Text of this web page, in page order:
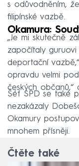
s odůvodněním,
filipínské vazbě.
Okamura:
„Je mi skutečně
započítaly guruovi
deportační
opravdu velmi
českých občanů,“
Šéf SPD se také
nezakázaly
Okamury
mnohem přísněji.
Čtěte také